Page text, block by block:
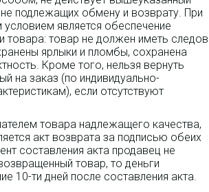
подлежащих обмену и возврату. При
является обеспечение
товара: товар не должен иметь следов
ярлыки и пломбы, сохранена
Кроме того, нельзя вернуть
на заказ (по индивидуально-
если отсутствуют
товара надлежащего качества,
акт возврата за подписью обеих
составления акта продавец не
товар, то деньги
10-ти дней после составления акта.